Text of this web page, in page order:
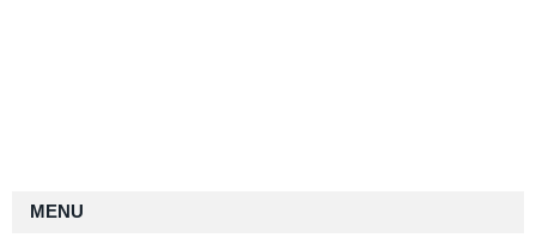
MENU